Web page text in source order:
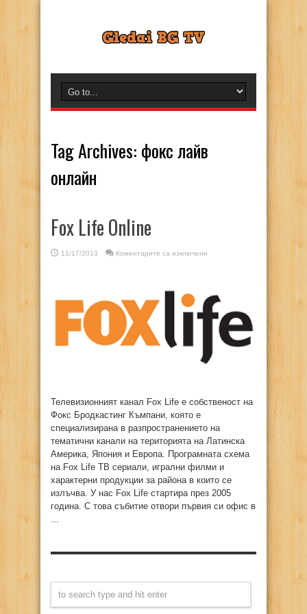
Tag Archives: фокс лайв
онлайн
Fox Life Online
11/17/2013 Коментарите са изключени
Телевизионният канал Fox Life е собственост на
Фокс Бродкастинг Къмпани, която е
специализирана в разпространението на
тематични канали на територията на Латинска
Америка, Япония и Европа. Програмната схема
на Fox Life ТВ сериали, игрални филми и
характерни продукции за района в които се
излъчва. У нас Fox Life стартира през 2005
година. С това събитие отвори първия си офис в
...